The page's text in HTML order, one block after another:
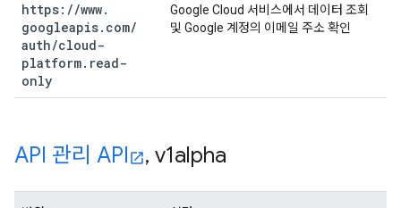
https: //www.
googleapis. com/
auth/cloud-
platform. read-
only
Google Cloud 서비스에서 데이터 조회
및 Google 계정의 이메일 주소 확인
API 관리 API , v1alpha